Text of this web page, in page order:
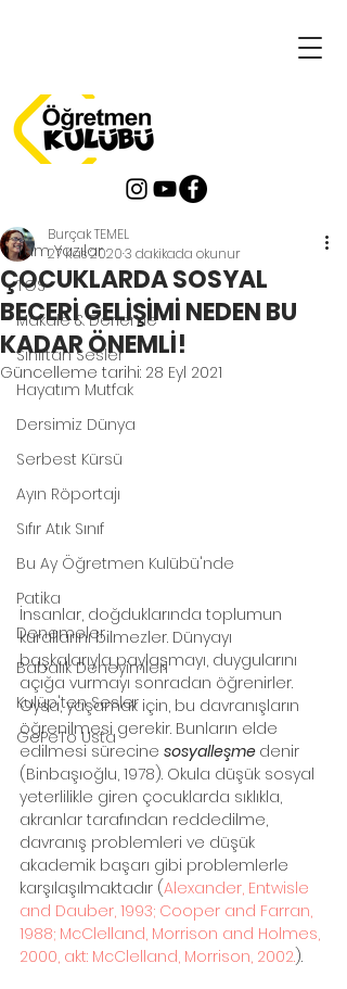
Tüm Yazılar
TOS
Makale & Derleme
Sınıftan Sesler
Hayatım Mutfak
Dersimiz Dünya
Serbest Kürsü
Ayın Röportajı
Sıfır Atık Sınıf
Bu Ay Öğretmen Kulübü'nde
Patika
Denemeler
Babalık Deneyimleri
Kulüp'ten Sesler
GePeTo Usta
ÇOCUKLARDA SOSYAL
BECERİ GELİŞİMİ NEDEN BU
KADAR ÖNEMLİ!
Burçak TEMEL
27 Kas 20203 dakikada okunur
Güncelleme tarihi: 28 Eyl 2021
İnsanlar, doğduklarında toplumun
kurallarını bilmezler. Dünyayı
başkalarıyla paylaşmayı, duygularını
açığa vurmayı sonradan öğrenirler.
Oysa, yaşamak için, bu davranışların
öğrenilmesi gerekir. Bunların elde
edilmesi sürecine sosyalleşme denir
(Binbaşıoğlu, 1978). Okula düşük sosyal
yeterlilikle giren çocuklarda sıklıkla,
akranlar tarafından reddedilme,
davranış problemleri ve düşük
akademik başarı gibi problemlerle
karşılaşılmaktadır (Alexander, Entwisle
and Dauber, 1993; Cooper and Farran,
1988; McClelland, Morrison and Holmes,
2000, akt: McClelland, Morrison, 2002.).